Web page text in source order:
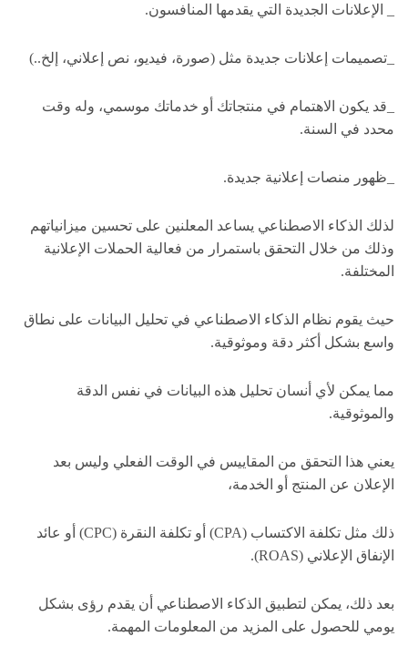
_ الإعلانات الجديدة التي يقدمها المنافسون.
_تصميمات إعلانات جديدة مثل (صورة، فيديو، نص إعلاني، إلخ..)
_قد يكون الاهتمام في منتجاتك أو خدماتك موسمي، وله وقت
محدد في السنة.
_ظهور منصات إعلانية جديدة.
لذلك الذكاء الاصطناعي يساعد المعلنين على تحسين ميزانياتهم
وذلك من خلال التحقق باستمرار من فعالية الحملات الإعلانية
المختلفة.
حيث يقوم نظام الذكاء الاصطناعي في تحليل البيانات على نطاق
واسع بشكل أكثر دقة وموثوقية.
مما يمكن لأي أنسان تحليل هذه البيانات في نفس الدقة
والموثوقية.
يعني هذا التحقق من المقاييس في الوقت الفعلي وليس بعد
الإعلان عن المنتج أو الخدمة،
ذلك مثل تكلفة الاكتساب (CPA) أو تكلفة النقرة (CPC) أو عائد
الإنفاق الإعلاني (ROAS).
بعد ذلك، يمكن لتطبيق الذكاء الاصطناعي أن يقدم رؤى بشكل
يومي للحصول على المزيد من المعلومات المهمة.